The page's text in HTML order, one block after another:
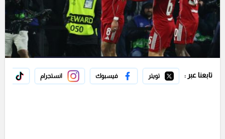
تابعنا عبر : تويتر فيسبوك انستجرام